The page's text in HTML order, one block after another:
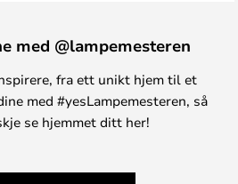
med @lampemesteren
fra ett unikt hjem til et
med #yesLampemesteren, så
se hjemmet ditt her!